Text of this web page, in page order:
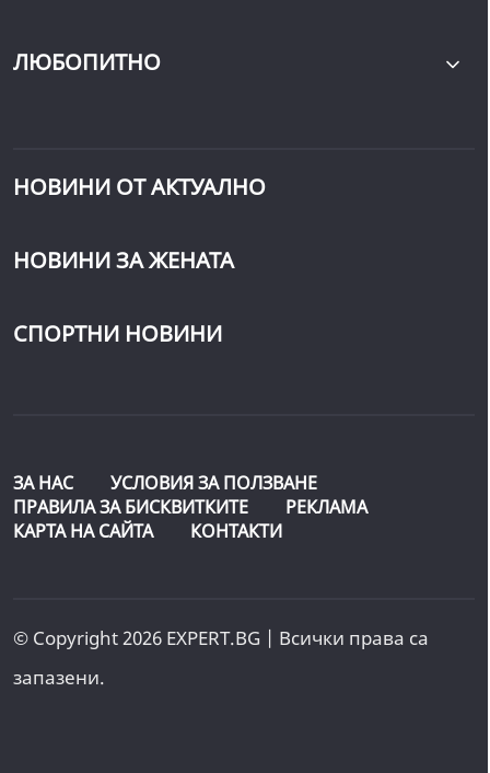
ЛЮБОПИТНО
НОВИНИ ОТ АКТУАЛНО
НОВИНИ ЗА ЖЕНАТА
СПОРТНИ НОВИНИ
ЗА НАС
УСЛОВИЯ ЗА ПОЛЗВАНЕ
ПРАВИЛА ЗА БИСКВИТКИТЕ
РЕКЛАМА
КАРТА НА САЙТА
КОНТАКТИ
© Copyright 2026 EXPERT.BG | Всички права са
запазени.